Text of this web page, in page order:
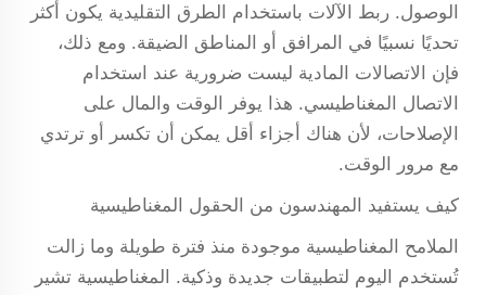
الوصول. ربط الآلات باستخدام الطرق التقليدية يكون أكثر
تحديًا نسبيًا في المرافق أو المناطق الضيقة. ومع ذلك،
فإن الاتصالات المادية ليست ضرورية عند استخدام
الاتصال المغناطيسي. هذا يوفر الوقت والمال على
الإصلاحات، لأن هناك أجزاء أقل يمكن أن تكسر أو ترتدي
مع مرور الوقت.
كيف يستفيد المهندسون من الحقول المغناطيسية
الملامح المغناطيسية موجودة منذ فترة طويلة وما زالت
تُستخدم اليوم لتطبيقات جديدة وذكية. المغناطيسية تشير